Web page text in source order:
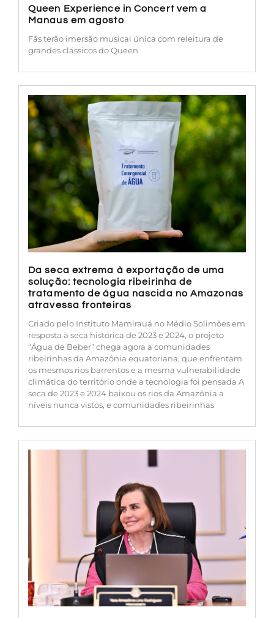
Queen Experience in Concert vem a
Manaus em agosto
Fãs terão imersão musical única com releitura de
grandes clássicos do Queen
Da seca extrema à exportação de uma
solução: tecnologia ribeirinha de
tratamento de água nascida no Amazonas
atravessa fronteiras
Criado pelo Instituto Mamirauá no Médio Solimões em
resposta à seca histórica de 2023 e 2024, o projeto
“Água de Beber” chega agora a comunidades
ribeirinhas da Amazônia equatoriana, que enfrentam
os mesmos rios barrentos e a mesma vulnerabilidade
climática do território onde a tecnologia foi pensada A
seca de 2023 e 2024 baixou os rios da Amazônia a
níveis nunca vistos, e comunidades ribeirinhas